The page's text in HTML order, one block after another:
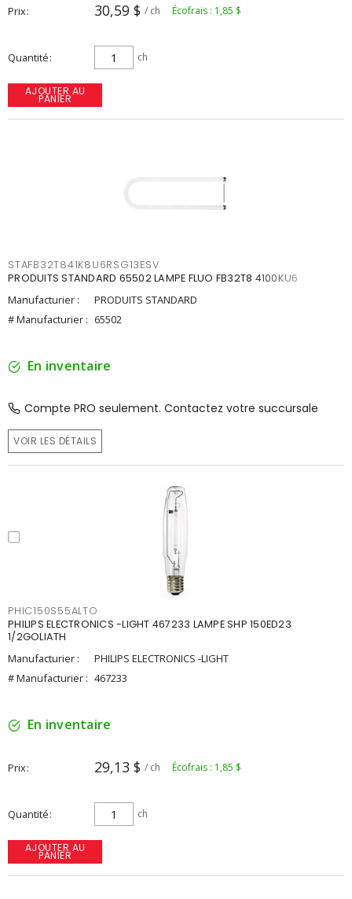
Prix 30,59 $ / ch Écofrais : 1,85 $
Quantité ch
AJOUTER AU
PANIER
STAFB32T841K8U6RSG13ESV
PRODUITS STANDARD 65502 LAMPE FLUO FB32T8 4100KU6
Manufacturier :
PRODUITS STANDARD
# Manufacturier : 65502
En inventaire
Compte PRO seulement. Contactez votre succursale
VOIR LES DÉTAILS
PHIC150S55ALTO
PHILIPS ELECTRONICS -LIGHT 467233 LAMPE SHP 150ED23
1/2GOLIATH
Manufacturier :
PHILIPS ELECTRONICS -LIGHT
# Manufacturier : 467233
En inventaire
Prix 29,13 $ / ch Écofrais : 1,85 $
Quantité ch
AJOUTER AU
PANIER